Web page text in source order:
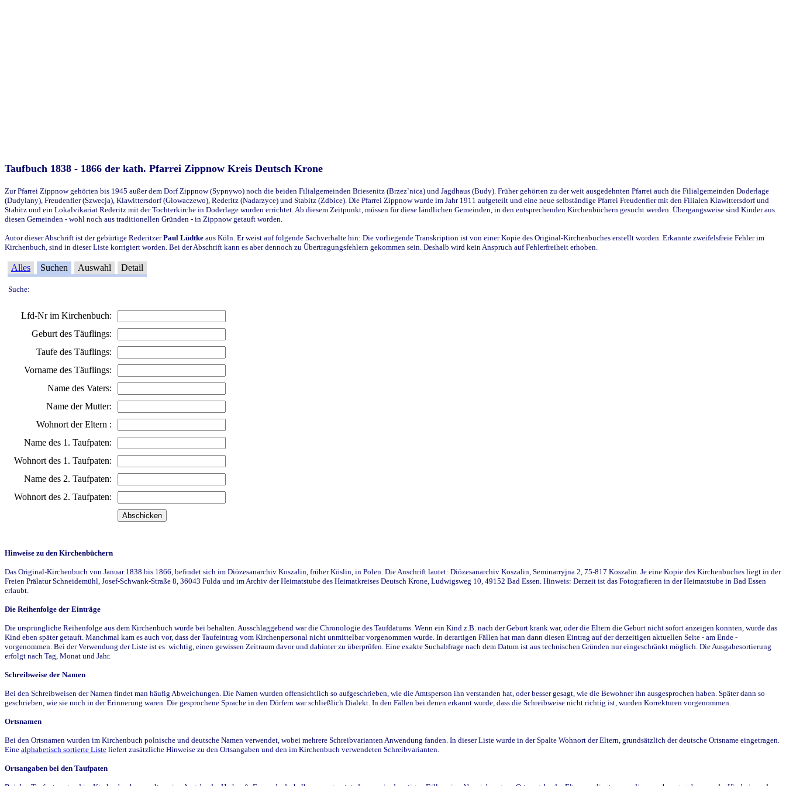
Taufbuch 1838 - 1866 der kath. Pfarrei Zippnow Kreis Deutsch Krone
Zur Pfarrei Zippnow gehörten bis 1945 außer dem Dorf Zippnow (Sypnywo) noch die beiden Filialgemeinden Briesenitz (Brzez`nica) und Jagdhaus (Budy). Früher gehörten zu der weit ausgedehnten Pfarrei auch die Filialgemeinden Doderlage
(Dudylany), Freudenfier (Szwecja), Klawittersdorf (Glowaczewo), Rederitz (Nadarzyce) und Stabitz (Zdbice). Die Pfarrei Zippnow wurde im Jahr 1911 aufgeteilt und eine neue selbständige Pfarrei Freudenfier mit den Filialen Klawittersdorf und
Stabitz und ein Lokalvikariat Rederitz mit der Tochterkirche in Doderlage wurden errichtet. Ab diesem Zeitpunkt, müssen für diese ländlichen Gemeinden, in den entsprechenden Kirchenbüchern gesucht werden. Übergangsweise sind Kinder aus
diesen Gemeinden - wohl noch aus traditionellen Gründen - in Zippnow getauft worden.
Autor dieser Abschrift ist der gebürtige RederitzerPaul Lüdtke aus Köln. Er weist auf folgende Sachverhalte hin: Die vorliegende Transkription ist von einer Kopie des Original-Kirchenbuches erstellt worden. Erkannte zweifelsfreie Fehler im
Kirchenbuch, sind in dieser Liste korrigiert worden. Bei der Abschrift kann es aber dennoch zu Übertragungsfehlern gekommen sein. Deshalb wird kein Anspruch auf Fehlerfreiheit erhoben.
Alles Suchen Auswahl Detail
Suche:
Lfd-Nr im Kirchenbuch:
Geburt des Täuflings:
Taufe des Täuflings:
Vorname des Täuflings:
Name des Vaters:
Name der Mutter:
Wohnort der Eltern :
Name des 1. Taufpaten:
Wohnort des 1. Taufpaten:
Name des 2. Taufpaten:
Wohnort des 2. Taufpaten:
Hinweise zu den Kirchenbüchern
Das Original-Kirchenbuch von Januar 1838 bis 1866, befindet sich im Diözesanarchiv Koszalin, früher Köslin, in Polen. Die Anschrift lautet: Diözesanarchiv Koszalin, Seminarryjna 2, 75-817 Koszalin. Je eine Kopie des Kirchenbuches liegt in der
Freien Prälatur Schneidemühl, Josef-Schwank-Straße 8, 36043 Fulda und im Archiv der Heimatstube des Heimatkreises Deutsch Krone, Ludwigsweg 10, 49152 Bad Essen. Hinweis: Derzeit ist das Fotografieren in der Heimatstube in Bad Essen
erlaubt.
Die Reihenfolge der Einträge
Die ursprüngliche Reihenfolge aus dem Kirchenbuch wurde bei behalten. Ausschlaggebend war die Chronologie des Taufdatums. Wenn ein Kind z.B. nach der Geburt krank war, oder die Eltern die Geburt nicht sofort anzeigen konnten, wurde das
Kind eben später getauft. Manchmal kam es auch vor, dass der Taufeintrag vom Kirchenpersonal nicht unmittelbar vorgenommen wurde. In derartigen Fällen hat man dann diesen Eintrag auf der derzeitigen aktuellen Seite - am Ende -
vorgenommen. Bei der Verwendung der Liste ist es wichtig, einen gewissen Zeitraum davor und dahinter zu überprüfen. Eine exakte Suchabfrage nach dem Datum ist aus technischen Gründen nur eingeschränkt möglich. Die Ausgabesortierung
erfolgt nach Tag, Monat und Jahr.
Schreibweise der Namen
Bei den Schreibweisen der Namen findet man häufig Abweichungen. Die Namen wurden offensichtlich so aufgeschrieben, wie die Amtsperson ihn verstanden hat, oder besser gesagt, wie die Bewohner ihn ausgesprochen haben. Später dann so
geschrieben, wie sie noch in der Erinnerung waren. Die gesprochene Sprache in den Dörfern war schließlich Dialekt. In den Fällen bei denen erkannt wurde, dass die Schreibweise nicht richtig ist, wurden Korrekturen vorgenommen.
Ortsnamen
Bei den Ortsnamen wurden im Kirchenbuch polnische und deutsche Namen verwendet, wobei mehrere Schreibvarianten Anwendung fanden. In dieser Liste wurde in der Spalte Wohnort der Eltern, grundsätzlich der deutsche Ortsname eingetragen.
Eine alphabetisch sortierte Liste liefert zusätzliche Hinweise zu den Ortsangaben und den im Kirchenbuch verwendeten Schreibvarianten.
Ortsangaben bei den Taufpaten